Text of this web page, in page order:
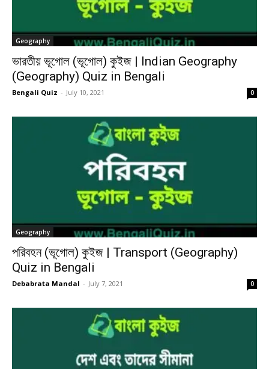
Geography
ভারতীয় ভূগোল (ভূগোল) কুইজ | Indian Geography
(Geography) Quiz in Bengali
Bengali Quiz - July 10, 2021 0
Geography
পরিবহন (ভূগোল) কুইজ | Transport (Geography)
Quiz in Bengali
Debabrata Mandal - July 7, 2021 0